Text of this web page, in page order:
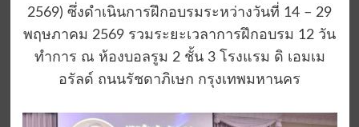
2569) ซึ่งดำเนินการฝึกอบรมระหว่างวันที่ 14 – 29
พฤษภาคม 2569 รวมระยะเวลาการฝึกอบรม 12 วัน
ทำการ ณ ห้องบอลรูม 2 ชั้น 3 โรงแรม ดิ เอมเม
อรัลด์ ถนนรัชดาภิเษก กรุงเทพมหานคร